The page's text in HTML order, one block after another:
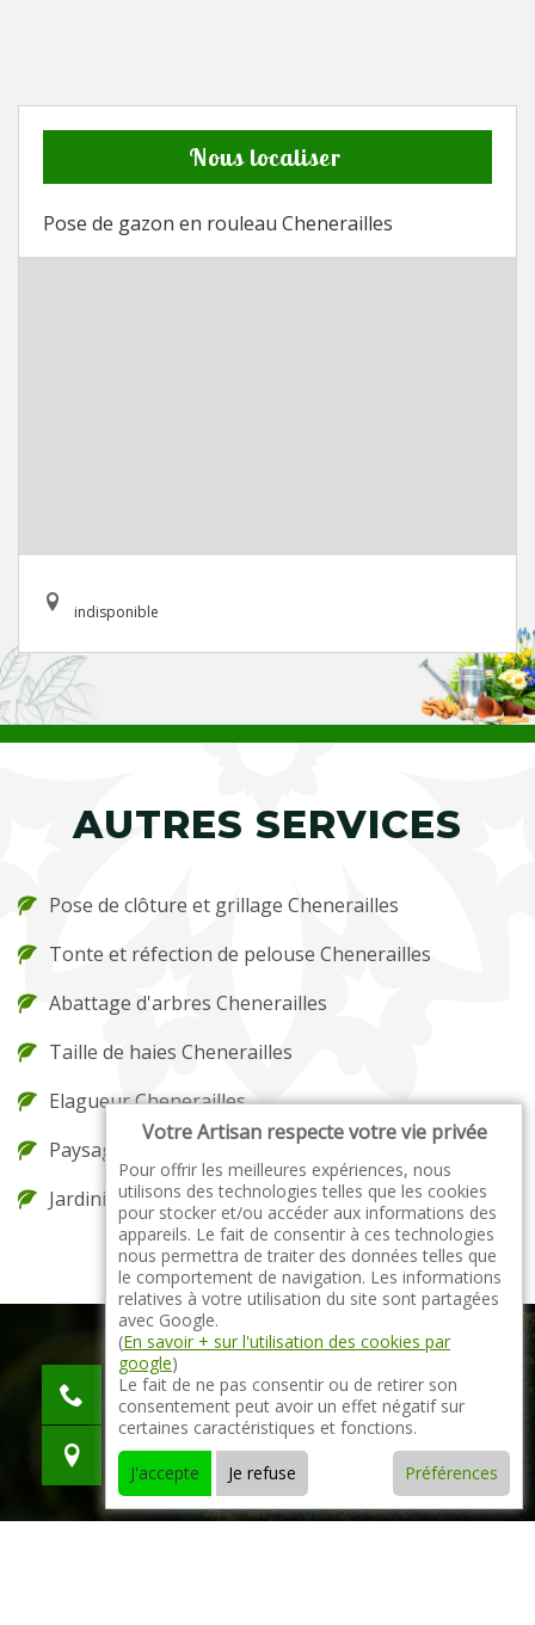
Nous localiser
Pose de gazon en rouleau Chenerailles
indisponible
AUTRES SERVICES
Pose de clôture et grillage Chenerailles
Tonte et réfection de pelouse Chenerailles
Abattage d'arbres Chenerailles
Taille de haies Chenerailles
Elagueur Chenerailles
Paysagiste Chenerailles
Jardinier Chenerailles
indisponible
indisponible
indisponible
Votre Artisan respecte votre vie privée
Pour offrir les meilleures expériences, nous
utilisons des technologies telles que les cookies
pour stocker et/ou accéder aux informations des
appareils. Le fait de consentir à ces technologies
nous permettra de traiter des données telles que
le comportement de navigation. Les informations
relatives à votre utilisation du site sont partagées
avec Google.
(En savoir + sur l'utilisation des cookies par
google)
Le fait de ne pas consentir ou de retirer son
consentement peut avoir un effet négatif sur
certaines caractéristiques et fonctions.
J'accepte
Je refuse Préférences